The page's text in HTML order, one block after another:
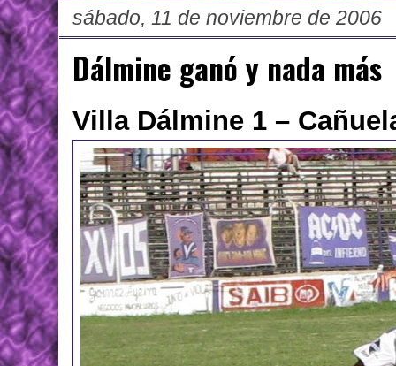
sábado, 11 de noviembre de 2006
Dálmine ganó y nada más
Villa Dálmine 1 –